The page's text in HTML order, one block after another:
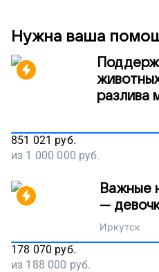
Нужна ваша
разлива
851 021 руб.
из 1 000 000 руб.
Важные
—
Иркутск
178 070 руб.
из 188 000 руб.